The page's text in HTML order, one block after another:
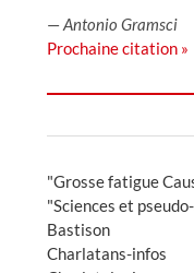
—Antonio Gramsci
Prochaine citation »
"Grosse fatigue
"Sciences et
Bastison
Charlatans-infos